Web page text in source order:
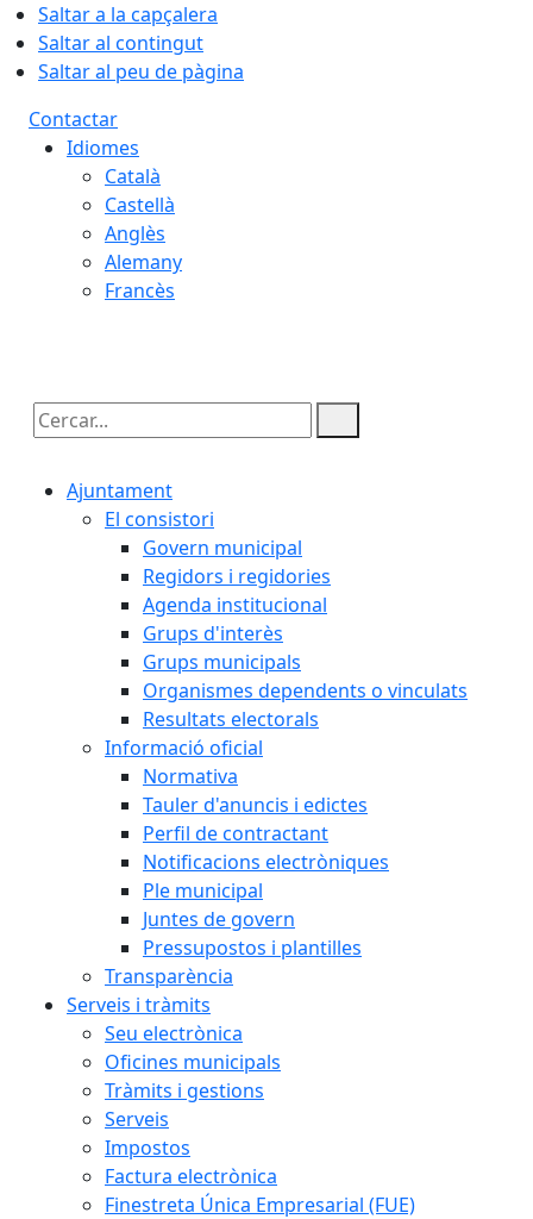
Saltar a la capçalera
Saltar al contingut
Saltar al peu de pàgina
Contactar
Idiomes
Català
Castellà
Anglès
Alemany
Francès
Cercar:
Ajuntament
El consistori
Govern municipal
Regidors i regidories
Agenda institucional
Grups d'interès
Grups municipals
Organismes dependents o vinculats
Resultats electorals
Informació oficial
Normativa
Tauler d'anuncis i edictes
Perfil de contractant
Notificacions electròniques
Ple municipal
Juntes de govern
Pressupostos i plantilles
Transparència
Serveis i tràmits
Seu electrònica
Oficines municipals
Tràmits i gestions
Serveis
Impostos
Factura electrònica
Finestreta Única Empresarial (FUE)